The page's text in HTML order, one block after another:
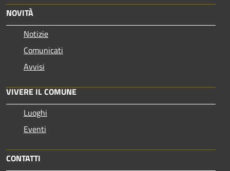
NOVITÀ
Notizie
Comunicati
Avvisi
VIVERE IL COMUNE
Luoghi
Eventi
CONTATTI